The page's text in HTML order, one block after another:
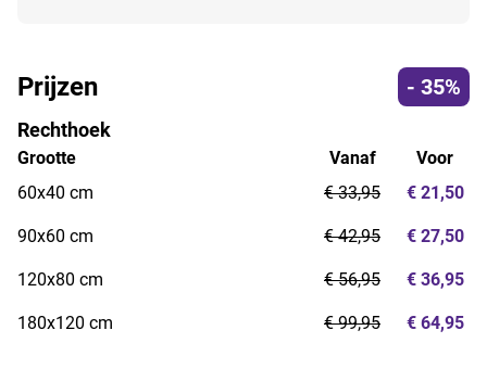
Prijzen - 35%
Rechthoek
Grootte
60x40 cm
90x60 cm
120x80 cm
180x120 cm
Vanaf
€ 33,95
€ 42,95
€ 56,95
€ 99,95
Voor
€ 21,50
€ 27,50
€ 36,95
€ 64,95